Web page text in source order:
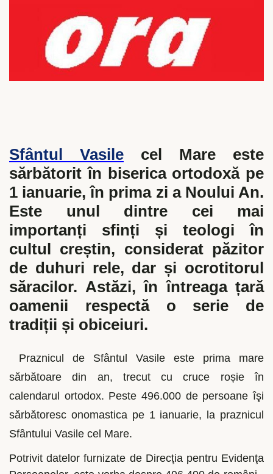
Sfântul Vasile cel Mare este
sărbătorit în biserica ortodoxă pe
1 ianuarie, în prima zi a Noului An.
Este unul dintre cei mai
importanți sfinți și teologi în
cultul creștin, considerat păzitor
de duhuri rele, dar și ocrotitorul
săracilor. Astăzi, în întreaga țară
oamenii respectă o serie de
tradiții și obiceiuri.
Praznicul de Sfântul Vasile este prima mare
sărbătoare din an, trecut cu cruce roșie în
calendarul ortodox. Peste 496.000 de persoane îşi
sărbătoresc onomastica pe 1 ianuarie, la praznicul
Sfântului Vasile cel Mare.
Potrivit datelor furnizate de Direcţia pentru Evidenţa